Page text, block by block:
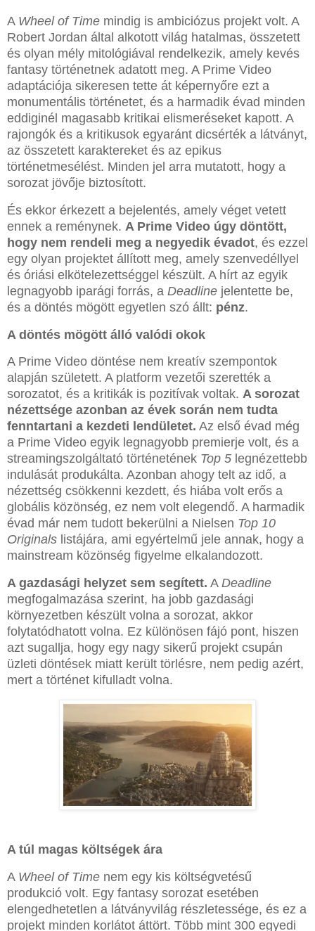
A Wheel of Time mindig is ambiciózus projekt volt. A
Robert Jordan által alkotott világ hatalmas, összetett
és olyan mély mitológiával rendelkezik, amely kevés
fantasy történetnek adatott meg. A Prime Video
adaptációja sikeresen tette át képernyőre ezt a
monumentális történetet, és a harmadik évad minden
eddiginél magasabb kritikai elismeréseket kapott. A
rajongók és a kritikusok egyaránt dicsérték a látványt,
az összetett karaktereket és az epikus
történetmesélést. Minden jel arra mutatott, hogy a
sorozat jövője biztosított.
És ekkor érkezett a bejelentés, amely véget vetett
ennek a reménynek. A Prime Video úgy döntött,
hogy nem rendeli meg a negyedik évadot, és ezzel
egy olyan projektet állított meg, amely szenvedéllyel
és óriási elkötelezettséggel készült. A hírt az egyik
legnagyobb iparági forrás, a Deadline jelentette be,
és a döntés mögött egyetlen szó állt: pénz.
A döntés mögött álló valódi okok
A Prime Video döntése nem kreatív szempontok
alapján született. A platform vezetői szerették a
sorozatot, és a kritikák is pozitívak voltak. A sorozat
nézettsége azonban az évek során nem tudta
fenntartani a kezdeti lendületet. Az első évad még
a Prime Video egyik legnagyobb premierje volt, és a
streamingszolgáltató történetének Top 5 legnézettebb
indulását produkálta. Azonban ahogy telt az idő, a
nézettség csökkenni kezdett, és hiába volt erős a
globális közönség, ez nem volt elegendő. A harmadik
évad már nem tudott bekerülni a Nielsen Top 10
Originals listájára, ami egyértelmű jele annak, hogy a
mainstream közönség figyelme elkalandozott.
A gazdasági helyzet sem segített. A Deadline
megfogalmazása szerint, ha jobb gazdasági
környezetben készült volna a sorozat, akkor
folytatódhatott volna. Ez különösen fájó pont, hiszen
azt sugallja, hogy egy nagy sikerű projekt csupán
üzleti döntések miatt került törlésre, nem pedig azért,
mert a történet kifulladt volna.
A túl magas költségek ára
A Wheel of Time nem egy kis költségvetésű
produkció volt. Egy fantasy sorozat esetében
elengedhetetlen a látványvilág részletessége, és ez a
projekt minden korlátot áttört. Több mint 300 egyedi